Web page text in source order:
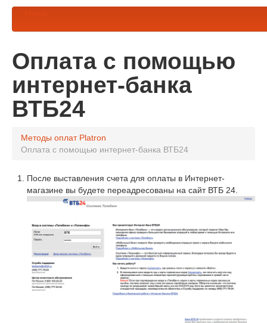
Оплата с помощью
интернет-банка
ВТБ24
Методы оплат Platron
Оплата с помощью интернет-банка ВТБ24
После выставления счета для оплаты в Интернет-
магазине вы будете переадресованы на сайт ВТБ 24.